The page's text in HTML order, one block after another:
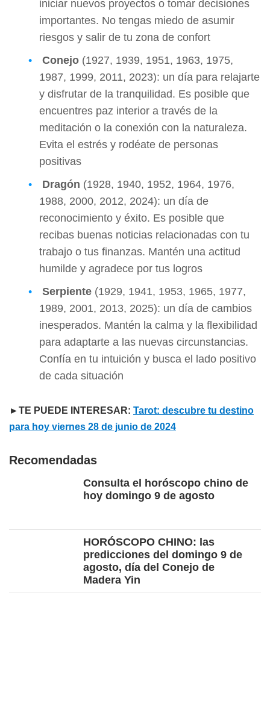
iniciar nuevos proyectos o tomar decisiones
importantes. No tengas miedo de asumir
riesgos y salir de tu zona de confort
Conejo (1927, 1939, 1951, 1963, 1975,
1987, 1999, 2011, 2023): un día para relajarte
y disfrutar de la tranquilidad. Es posible que
encuentres paz interior a través de la
meditación o la conexión con la naturaleza.
Evita el estrés y rodéate de personas
positivas
Dragón (1928, 1940, 1952, 1964, 1976,
1988, 2000, 2012, 2024): un día de
reconocimiento y éxito. Es posible que
recibas buenas noticias relacionadas con tu
trabajo o tus finanzas. Mantén una actitud
humilde y agradece por tus logros
Serpiente (1929, 1941, 1953, 1965, 1977,
1989, 2001, 2013, 2025): un día de cambios
inesperados. Mantén la calma y la flexibilidad
para adaptarte a las nuevas circunstancias.
Confía en tu intuición y busca el lado positivo
de cada situación
►TE PUEDE INTERESAR: Tarot: descubre tu destino
para hoy viernes 28 de junio de 2024
Recomendadas
Consulta el horóscopo chino de
hoy domingo 9 de agosto
HORÓSCOPO CHINO: las
predicciones del domingo 9 de
agosto, día del Conejo de
Madera Yin